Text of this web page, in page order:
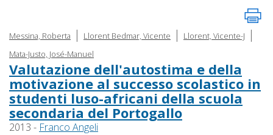
Messina, Roberta | Llorent Bedmar, Vicente | Llorent, Vicente-J |
Mata-Justo, José-Manuel
Valutazione dell'autostima e della
motivazione al successo scolastico in
studenti luso-africani della scuola
secondaria del Portogallo
2013 - Franco Angeli